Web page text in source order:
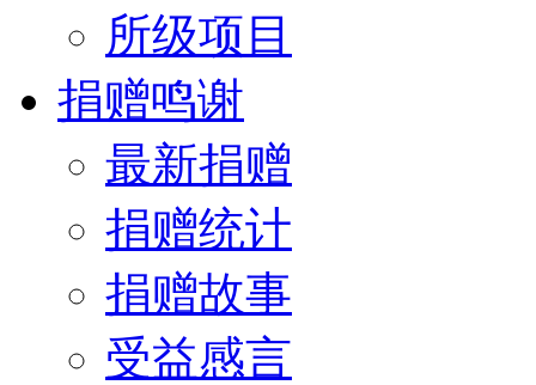
所级项目
捐赠鸣谢
最新捐赠
捐赠统计
捐赠故事
受益感言